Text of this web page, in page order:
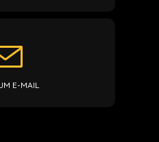
E-MAIL